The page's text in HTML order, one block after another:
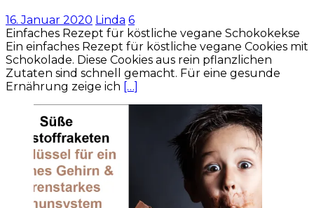
16. Januar 2020 Linda 6
Einfaches Rezept für köstliche vegane Schokokekse
Ein einfaches Rezept für köstliche vegane Cookies mit
Schokolade. Diese Cookies aus rein pflanzlichen
Zutaten sind schnell gemacht. Für eine gesunde
Ernährung zeige ich […]